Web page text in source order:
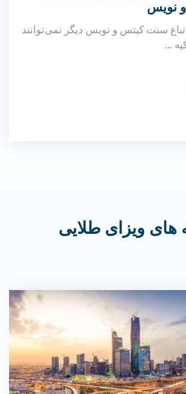
نویس
1 می 2025، اتباع سنت کیتس و نویس دیگر نمی‌توانند
...
های ویزای طلایی